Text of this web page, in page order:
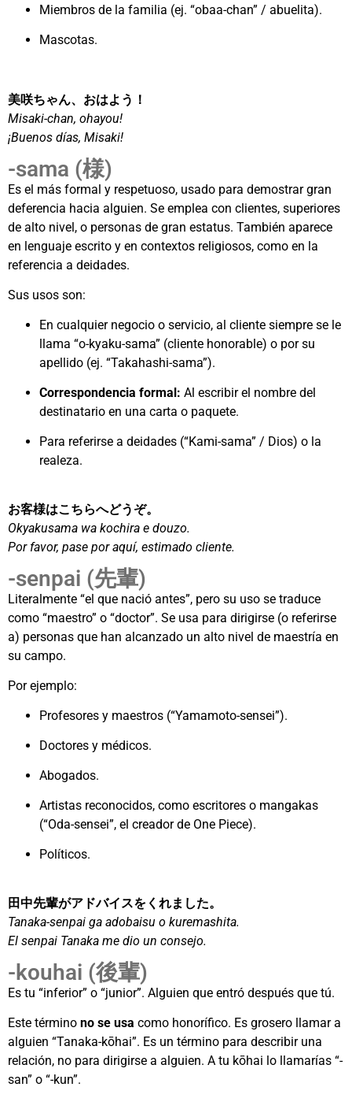
Miembros de la familia (ej. “obaa-chan” / abuelita).
Mascotas.
美咲ちゃん、おはよう！
Misaki-chan, ohayou!
¡Buenos días, Misaki!
-sama (様)
Es el más formal y respetuoso, usado para demostrar gran
deferencia hacia alguien. Se emplea con clientes, superiores
de alto nivel, o personas de gran estatus. También aparece
en lenguaje escrito y en contextos religiosos, como en la
referencia a deidades.
Sus usos son:
En cualquier negocio o servicio, al cliente siempre se le
llama “o-kyaku-sama” (cliente honorable) o por su
apellido (ej. “Takahashi-sama”).
Correspondencia formal: Al escribir el nombre del
destinatario en una carta o paquete.
Para referirse a deidades (“Kami-sama” / Dios) o la
realeza.
お客様はこちらへどうぞ。
Okyakusama wa kochira e douzo.
Por favor, pase por aquí, estimado cliente.
-senpai (先輩)
Literalmente “el que nació antes”, pero su uso se traduce
como “maestro” o “doctor”. Se usa para dirigirse (o referirse
a) personas que han alcanzado un alto nivel de maestría en
su campo.
Por ejemplo:
Profesores y maestros (“Yamamoto-sensei”).
Doctores y médicos.
Abogados.
Artistas reconocidos, como escritores o mangakas
(“Oda-sensei”, el creador de One Piece).
Políticos.
田中先輩がアドバイスをくれました。
Tanaka-senpai ga adobaisu o kuremashita.
El senpai Tanaka me dio un consejo.
-kouhai (後輩)
Es tu “inferior” o “junior”. Alguien que entró después que tú.
Este término no se usa como honorífico. Es grosero llamar a
alguien “Tanaka-kōhai”. Es un término para describir una
relación, no para dirigirse a alguien. A tu kōhai lo llamarías “-
san” o “-kun”.